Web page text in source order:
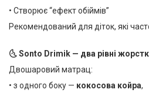
• Створює “ефект обіймів”
Рекомендований для діток, які
🌜 Sonto Drimik — два рівні
Двошаровий матрац:
• з одного боку — кокосова койра,